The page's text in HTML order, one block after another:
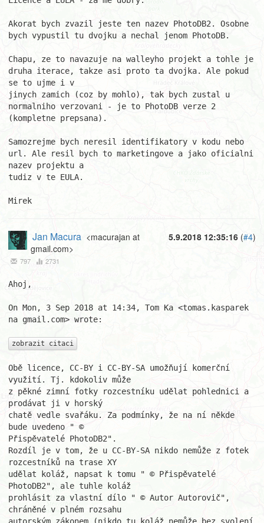
Akorat bych zvazil jeste ten nazev PhotoDB2. Osobne
bych vypustil tu dvojku a nechal jenom PhotoDB.
Chapu, ze to navazuje na walleyho projekt a tohle je
druha iterace, takze asi proto ta dvojka. Ale pokud
se to ujme i v
jinych zamich (coz by mohlo), tak bych zustal u
normalniho verzovani - je to PhotoDB verze 2
(kompletne prepsana).
Samozrejme bych neresil identifikatory v kodu nebo
url. Ale resil bych to marketingove a jako oficialni
nazev projektu a
tudiz v te EULA.
Mirek
5.9.2018 12:35:16 (#4)
Jan Macura <macurajan at
gmail.com>
797 2731
Ahoj,
On Mon, 3 Sep 2018 at 14:34, Tom Ka <tomas.kasparek
na gmail.com> wrote:
zobrazit citaci
Obě licence, CC-BY i CC-BY-SA umožňují komerční
využití. Tj. kdokoliv může
z pěkné zimní fotky rozcestníku udělat pohlednici a
prodávat ji v horský
chatě vedle svařáku. Za podmínky, že na ní někde
bude uvedeno " ©
Přispěvatelé PhotoDB2".
Rozdíl je v tom, že u CC-BY-SA nikdo nemůže z fotek
rozcestníků na trase XY
udělat koláž, napsat k tomu " © Přispěvatelé
PhotoDB2", ale tuhle koláž
prohlásit za vlastní dílo " © Autor Autorovič",
chráněné v plném rozsahu